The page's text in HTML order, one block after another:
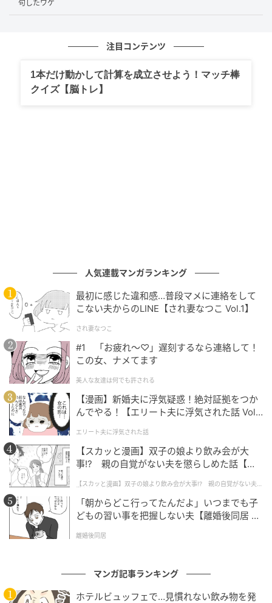
クリエイター情報
津籠茶里
類を見ない」インド文化のリアルな話をコミックエ
ッセイにし、発信中。２児のシングルマザーで、子
が自立後の現在、ちょっぴり毒舌で自由人の夫に振
夫が育児をなめくさっ
てる件
第1話
愛猫と別れ、ぽっかり
空いた穴。そこにやっ
てきたのは
「今から死にま〜す
♡」
不倫返し
句したワケ
注目コンテンツ
1本だけ動かして計算を成立させよう！マッチ棒
クイズ【脳トレ】
人気連載マンガランキング
最初に感じた違和感…普段マメに連絡をして
こない夫からのLINE【され妻なつこ Vol.1】
され妻なつこ
#1 「お疲れ〜♡」遅刻するなら連絡して！
この女、ナメてます
美人な友達は何でも許される
【漫画】新婚夫に浮気疑惑！絶対証拠をつか
んでやる！【エリート夫に浮気された話 Vol.
エリート夫に浮気された話
【スカッと漫画】双子の娘より飲み会が大
事!? 親の自覚がない夫を懲らしめた話【第1
【スカッと漫画】双子の娘より飲み会が大事!? 親の自覚がない夫を
懲らしめた話
「朝からどこ行ってたんだよ」いつまでも子
どもの習い事を把握しない夫【離婚後同居 Vo
離婚後同居
マンガ記事ランキング
ホテルビュッフェで…見慣れない飲み物を発